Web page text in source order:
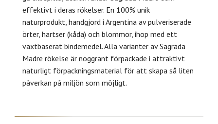
effektivt i deras rökelser. En 100% unik
naturprodukt, handgjord i Argentina av pulveriserade
örter, hartser (kåda) och blommor, ihop med ett
växtbaserat bindemedel.Alla varianter av Sagrada
Madre rökelse är noggrant förpackade i attraktivt
naturligt förpackningsmaterial för att skapa så liten
påverkan på miljön som möjligt.